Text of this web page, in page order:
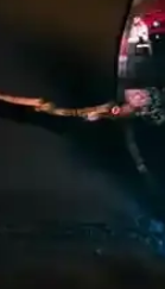
yüksek
Şıklık ve
çeşitli
Yaz
seçerken kalite,
Edilmesi